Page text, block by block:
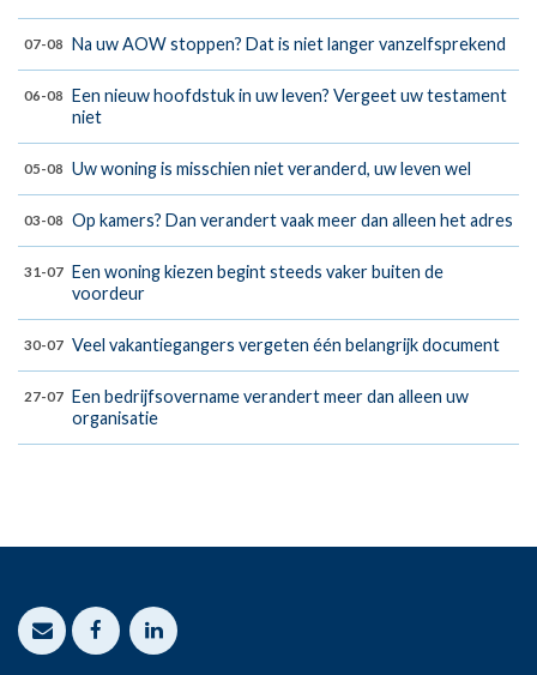
07-08 Na uw AOW stoppen? Dat is niet langer vanzelfsprekend
06-08
Een nieuw hoofdstuk in uw leven? Vergeet uw testament
niet
05-08 Uw woning is misschien niet veranderd, uw leven wel
03-08 Op kamers? Dan verandert vaak meer dan alleen het adres
31-07 Een woning kiezen begint steeds vaker buiten de
voordeur
30-07 Veel vakantiegangers vergeten één belangrijk document
27-07 Een bedrijfsovername verandert meer dan alleen uw
organisatie